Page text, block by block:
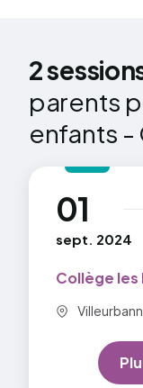
2
parents
enfants -
01
sept. 2024
au
Collège les
Commune :